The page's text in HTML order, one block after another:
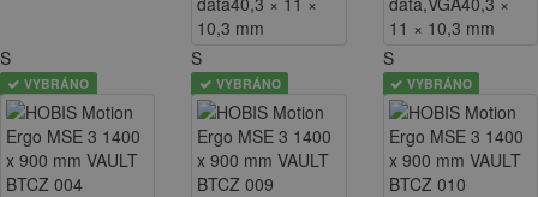
S
VYBRÁNO
S
VYBRÁNO
S
VYBRÁNO